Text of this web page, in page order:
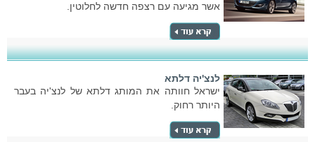
אשר מגיעה עם רצפה חדשה לחלוטין.
לנצ'יה דלתא
ישראל חוותה את המותג דלתא של לנצ'יה בעבר
היותר רחוק.